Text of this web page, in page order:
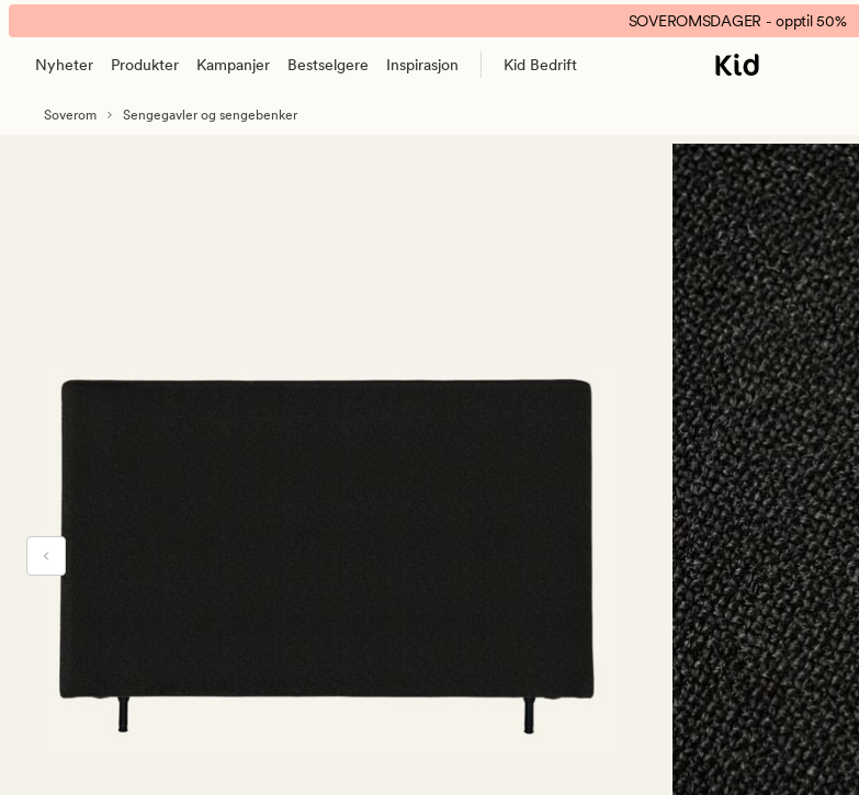
sengegavl
svart
banner.
Klikk
SOVEROMSDAGER - opptil 50%
Nyheter Produkter Kampanjer Bestselgere Inspirasjon Kid Bedrift
Soverom Sengegavler og sengebenker